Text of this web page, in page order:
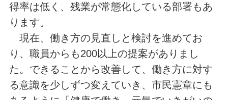
得率は低く、残業が常態化している部署もあ
ります。
現在、働き方の見直しと検討を進めてお
り、職員からも200以上の提案がありまし
た。できることから改善して、働き方に対す
る意識を少しずつ変えていき、市民憲章にも